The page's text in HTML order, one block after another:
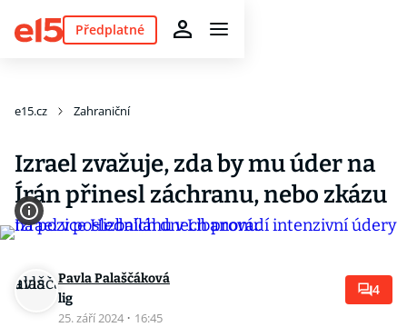
Předplatné
e15.cz Zahraniční
Izrael zvažuje, zda by mu úder na
Írán přinesl záchranu, nebo zkázu
Pavla Palaščáková
lig
25. září 2024 · 16:45
4